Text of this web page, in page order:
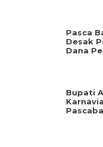
Pasca
Desak
Dana
Bupati